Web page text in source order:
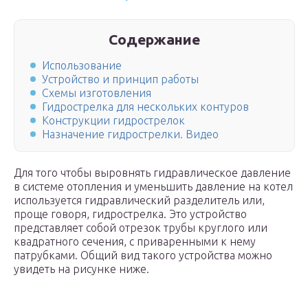
Содержание
Использование
Устройство и принцип работы
Схемы изготовления
Гидрострелка для нескольких контуров
Конструкции гидрострелок
Назначение гидрострелки. Видео
Для того чтобы выровнять гидравлическое давление
в системе отопления и уменьшить давление на котел
используется гидравлический разделитель или,
проще говоря, гидрострелка. Это устройство
представляет собой отрезок трубы круглого или
квадратного сечения, с приваренными к нему
патрубками. Общий вид такого устройства можно
увидеть на рисунке ниже.